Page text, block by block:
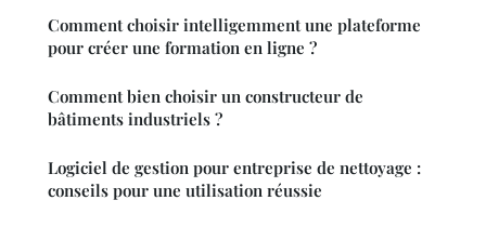
Comment choisir intelligemment une plateforme
pour créer une formation en ligne ?
Comment bien choisir un constructeur de
bâtiments industriels ?
Logiciel de gestion pour entreprise de nettoyage :
conseils pour une utilisation réussie